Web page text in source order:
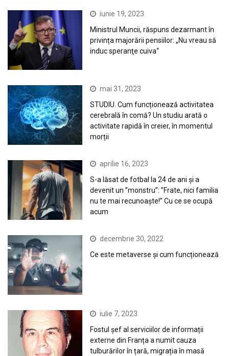
iunie 19, 2023
Ministrul Muncii, răspuns dezarmant în
privința majorării pensiilor: „Nu vreau să
induc speranţe cuiva“
mai 31, 2023
STUDIU. Cum funcționează activitatea
cerebrală în comă? Un studiu arată o
activitate rapidă în creier, în momentul
morții
aprilie 16, 2023
S-a lăsat de fotbal la 24 de ani și a
devenit un ”monstru”: ”Frate, nici familia
nu te mai recunoaște!” Cu ce se ocupă
acum
decembrie 30, 2022
Ce este metaverse și cum funcționează
iulie 7, 2023
Fostul șef al serviciilor de informații
externe din Franța a numit cauza
tulburărilor în țară, migrația în masă